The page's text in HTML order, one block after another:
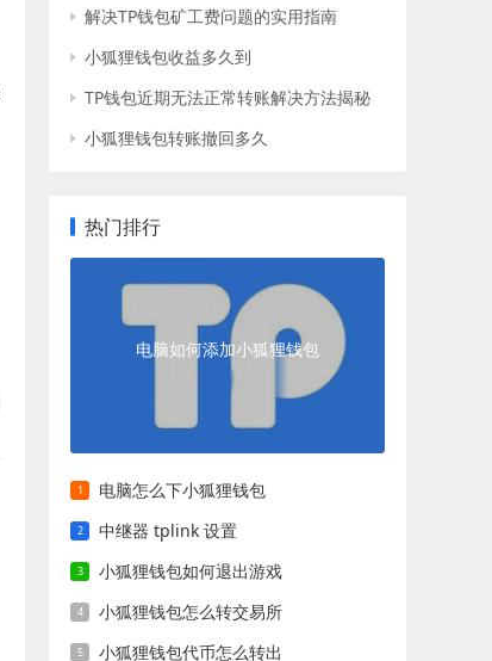
解决TP钱包矿工费问题的实用指南
小狐狸钱包收益多久到
TP钱包近期无法正常转账解决方法揭秘
小狐狸钱包转账撤回多久
热门排行
电脑如何添加小狐狸钱包
电脑怎么下小狐狸钱包
中继器 tplink 设置
小狐狸钱包如何退出游戏
小狐狸钱包怎么转交易所
小狐狸钱包代币怎么转出